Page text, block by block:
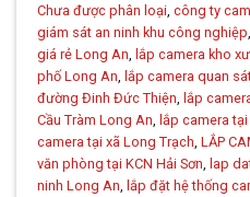
Chưa được phân loại ,công ty
giám sát an ninh khu công nghiệp
giá rẻ Long An ,lắp camera kho
phố Long An ,lắp camera quan
đường Đinh Đức Thiện ,lắp
Cầu Tràm Long An ,lắp camera
camera tại xã Long Trạch ,LẮP
văn phòng tại KCN Hải Sơn ,lap
ninh Long An ,lắp đặt hệ thống